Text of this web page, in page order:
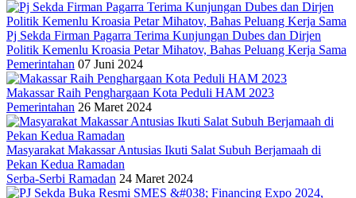
Pj Sekda Firman Pagarra Terima Kunjungan Dubes dan Dirjen
Politik Kemenlu Kroasia Petar Mihatov, Bahas Peluang Kerja Sama
Pemerintahan 07 Juni 2024
Makassar Raih Penghargaan Kota Peduli HAM 2023
Pemerintahan 26 Maret 2024
Masyarakat Makassar Antusias Ikuti Salat Subuh Berjamaah di
Pekan Kedua Ramadan
Serba-Serbi Ramadan 24 Maret 2024